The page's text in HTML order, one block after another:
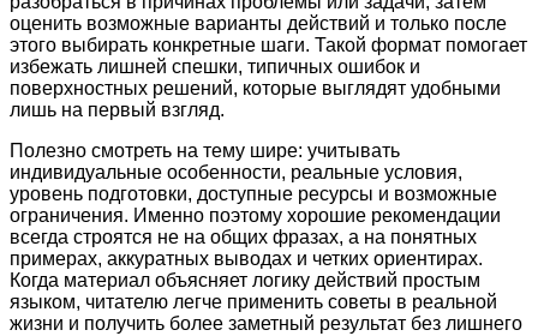
оценить возможные варианты действий и только после
этого выбирать конкретные шаги. Такой формат помогает
избежать лишней спешки, типичных ошибок и
поверхностных решений, которые выглядят удобными
лишь на первый взгляд.
Полезно смотреть на тему шире: учитывать
индивидуальные особенности, реальные условия,
уровень подготовки, доступные ресурсы и возможные
ограничения. Именно поэтому хорошие рекомендации
всегда строятся не на общих фразах, а на понятных
примерах, аккуратных выводах и четких ориентирах.
Когда материал объясняет логику действий простым
языком, читателю легче применить советы в реальной
жизни и получить более заметный результат без лишнего